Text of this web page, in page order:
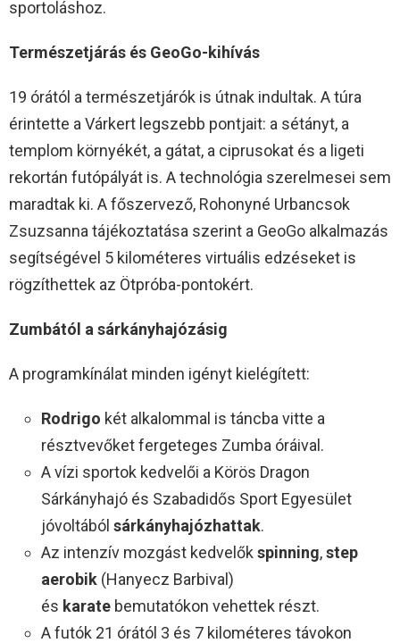
sportoláshoz.
Természetjárás és GeoGo-kihívás
19 órától a természetjárók is útnak indultak. A túra
érintette a Várkert legszebb pontjait: a sétányt, a
templom környékét, a gátat, a ciprusokat és a ligeti
rekortán futópályát is. A technológia szerelmesei sem
maradtak ki. A főszervező, Rohonyné Urbancsok
Zsuzsanna tájékoztatása szerint a GeoGo alkalmazás
segítségével 5 kilométeres virtuális edzéseket is
rögzíthettek az Ötpróba-pontokért.
Zumbától a sárkányhajózásig
A programkínálat minden igényt kielégített:
Rodrigo két alkalommal is táncba vitte a
résztvevőket fergeteges Zumba óráival.
A vízi sportok kedvelői a Körös Dragon
Sárkányhajó és Szabadidős Sport Egyesület
jóvoltából sárkányhajózhattak.
Az intenzív mozgást kedvelők spinning,step
aerobik (Hanyecz Barbival)
és karate bemutatókon vehettek részt.
A futók 21 órától 3 és 7 kilométeres távokon